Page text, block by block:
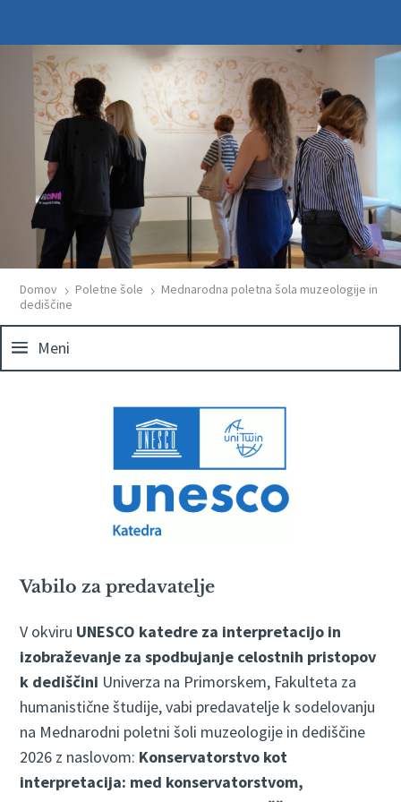
Domov 5 Poletne šole 5 Mednarodna poletna šola muzeologije in
dediščine
Meni
Vabilo za predavatelje
V okviru UNESCO katedre za interpretacijo in
izobraževanje za spodbujanje celostnih pristopov
k dediščini Univerza na Primorskem, Fakulteta za
humanistične študije, vabi predavatelje k sodelovanju
na Mednarodni poletni šoli muzeologije in dediščine
2026 z naslovom: Konservatorstvo kot
interpretacija: med konservatorstvom,